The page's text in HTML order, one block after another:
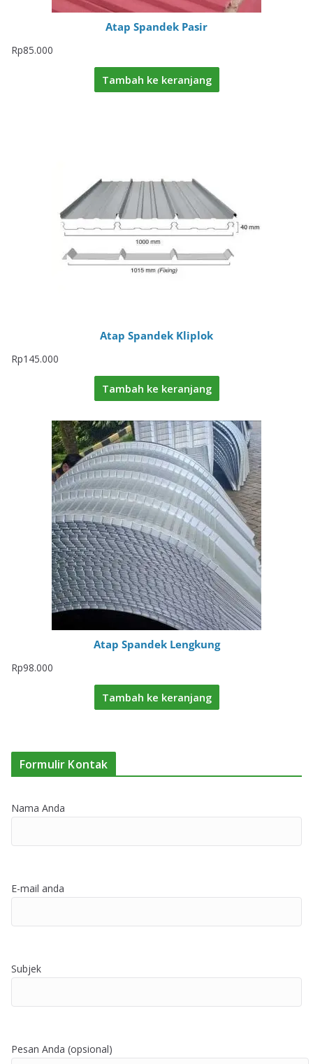
Atap Spandek Pasir
Rp85.000
Tambah ke keranjang
Atap Spandek Kliplok
Rp145.000
Tambah ke keranjang
Atap Spandek Lengkung
Rp98.000
Tambah ke keranjang
Formulir Kontak
Nama Anda
E-mail anda
Subjek
Pesan Anda (opsional)